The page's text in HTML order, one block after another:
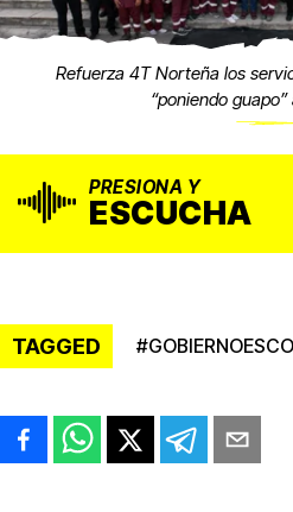
Refuerza 4T Norteña los
“poniendo
PRESIONA Y
ESCUCHA
TAGGED #